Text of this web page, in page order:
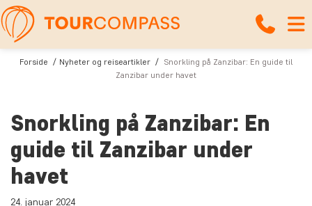
Forside Nyheter og reiseartikler
Snorkling på Zanzibar: En guide til
Zanzibar under havet
Snorkling på Zanzibar: En
guide til Zanzibar under
havet
24. januar 2024